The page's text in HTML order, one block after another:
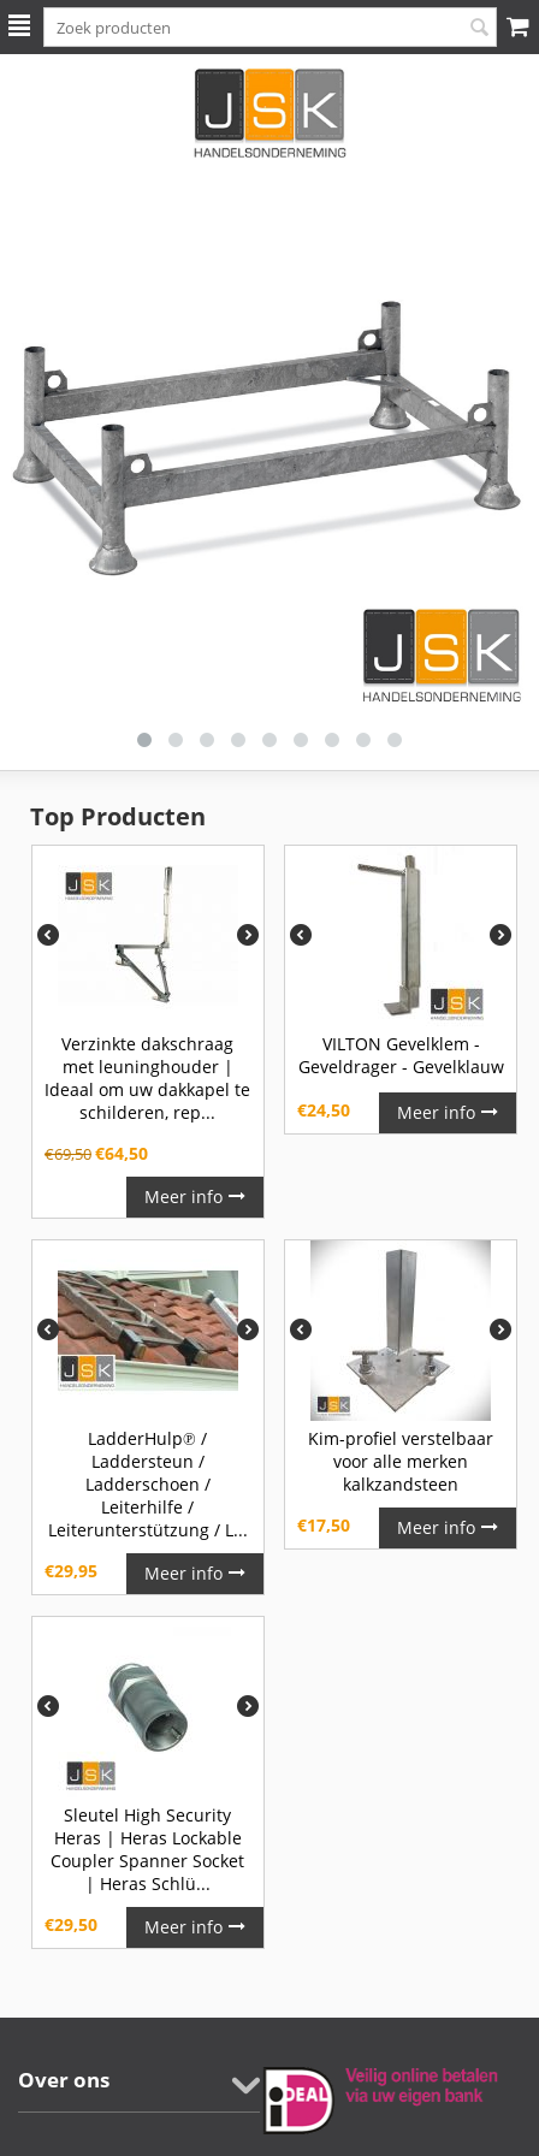
Top Producten
Verzinkte dakschraag
met leuninghouder |
Ideaal om uw dakkapel te
schilderen, rep...
€69,50€64,50
Meer info
VILTON Gevelklem -
Geveldrager - Gevelklauw
€24,50 Meer info
LadderHulp℗ /
Laddersteun /
Ladderschoen /
Leiterhilfe /
Leiterunterstützung / L...
€29,95 Meer info
Kim-profiel verstelbaar
voor alle merken
kalkzandsteen
€17,50 Meer info
Sleutel High Security
Heras | Heras Lockable
Coupler Spanner Socket
| Heras Schlü...
€29,50 Meer info
Over ons